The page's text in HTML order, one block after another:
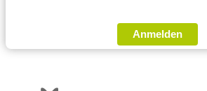
Anmelden